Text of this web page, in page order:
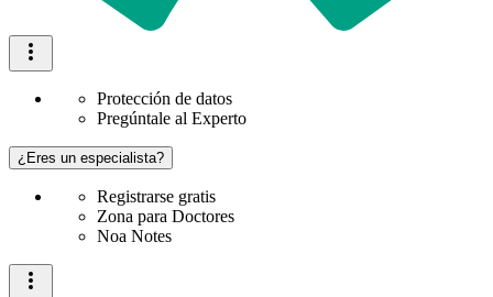
Protección de datos
Pregúntale al Experto
¿Eres un especialista?
Registrarse gratis
Zona para Doctores
Noa Notes